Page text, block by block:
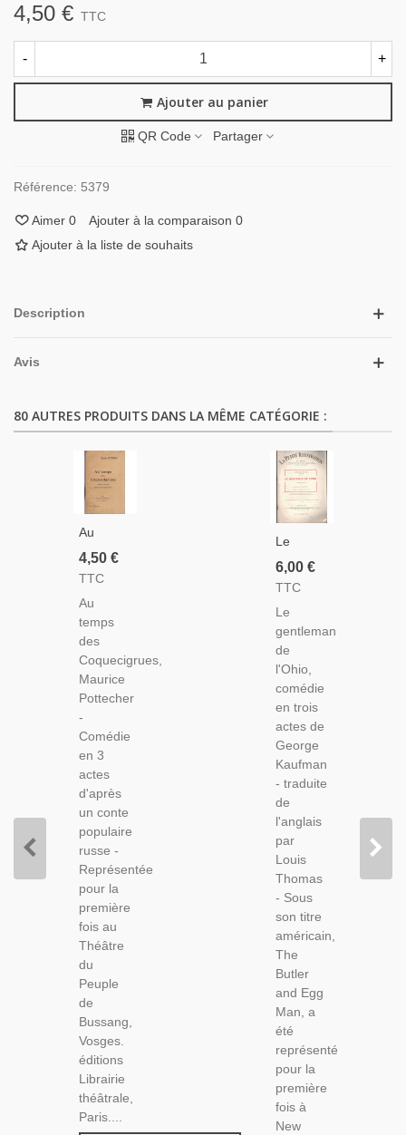
4,50 € TTC
- +
Ajouter au panier
QR Code Partager
Référence: 5379
Aimer 0 Ajouter à la comparaison 0
Ajouter à la liste de souhaits
Description
Avis
80 AUTRES PRODUITS DANS LA MÊME CATÉGORIE :
Au
Temps
Des
Maurice
Pottecher,
Théâtre
Lorrain,
Théâtre
Du
Peuple
Bussang,
Vosges
4,50 €
TTC
Au
temps
des
Coquecigrues,
Maurice
Pottecher
-
Comédie
en 3
actes
d'après
un conte
populaire
russe -
Représentée
pour la
première
fois au
Théâtre
du
Peuple
de
Bussang,
Vosges.
éditions
Librairie
théâtrale,
Paris....
Le
Gentleman
De
George
Kaufman,
Longacre
Theatre
New
York,
Théâtre
Etats-
Unis - La
Petite
Illustration
Théâtre
190
1927
6,00 €
TTC
Le
gentleman
de
l'Ohio,
comédie
en trois
actes de
George
Kaufman
- traduite
de
l'anglais
par
Louis
Thomas
- Sous
son titre
américain,
The
Butler
and Egg
Man, a
été
représenté
pour la
première
fois à
New